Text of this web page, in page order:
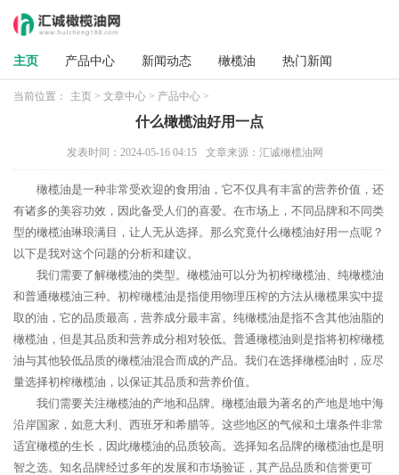
主页 产品中心 新闻动态 橄榄油 热门新闻
当前位置： 主页 > 文章中心 > 产品中心 >
什么橄榄油好用一点
发表时间：2024-05-16 04:15 文章来源：汇诚橄榄油网
橄榄油是一种非常受欢迎的食用油，它不仅具有丰富的营养价值，还
有诸多的美容功效，因此备受人们的喜爱。在市场上，不同品牌和不同类
型的橄榄油琳琅满目，让人无从选择。那么究竟什么橄榄油好用一点呢？
以下是我对这个问题的分析和建议。
我们需要了解橄榄油的类型。橄榄油可以分为初榨橄榄油、纯橄榄油
和普通橄榄油三种。初榨橄榄油是指使用物理压榨的方法从橄榄果实中提
取的油，它的品质最高，营养成分最丰富。纯橄榄油是指不含其他油脂的
橄榄油，但是其品质和营养成分相对较低。普通橄榄油则是指将初榨橄榄
油与其他较低品质的橄榄油混合而成的产品。我们在选择橄榄油时，应尽
量选择初榨橄榄油，以保证其品质和营养价值。
我们需要关注橄榄油的产地和品牌。橄榄油最为著名的产地是地中海
沿岸国家，如意大利、西班牙和希腊等。这些地区的气候和土壤条件非常
适宜橄榄的生长，因此橄榄油的品质较高。选择知名品牌的橄榄油也是明
智之选。知名品牌经过多年的发展和市场验证，其产品品质和信誉更可